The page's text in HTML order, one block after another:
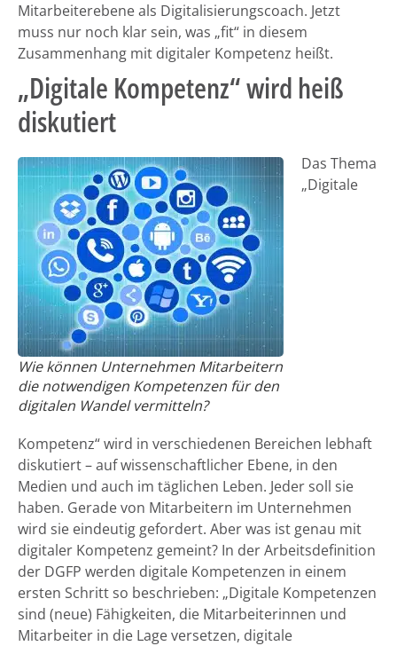
Mitarbeiterebene als Digitalisierungscoach. Jetzt
muss nur noch klar sein, was „fit“ in diesem
Zusammenhang mit digitaler Kompetenz heißt.
„Digitale Kompetenz“ wird heiß
diskutiert
Wie können Unternehmen Mitarbeitern
die notwendigen Kompetenzen für den
digitalen Wandel vermitteln?
Das Thema
„Digitale
Kompetenz“ wird in verschiedenen Bereichen lebhaft
diskutiert – auf wissenschaftlicher Ebene, in den
Medien und auch im täglichen Leben. Jeder soll sie
haben. Gerade von Mitarbeitern im Unternehmen
wird sie eindeutig gefordert. Aber was ist genau mit
digitaler Kompetenz gemeint? In der Arbeitsdefinition
der DGFP werden digitale Kompetenzen in einem
ersten Schritt so beschrieben: „Digitale Kompetenzen
sind (neue) Fähigkeiten, die Mitarbeiterinnen und
Mitarbeiter in die Lage versetzen, digitale